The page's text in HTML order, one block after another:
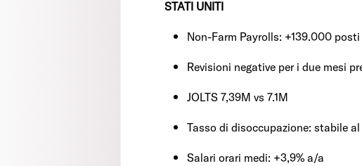
STATI UNITI
Non-Farm Payrolls: +139.000
Revisioni negative per i due mesi
JOLTS 7,39M vs 7.1M
Tasso di disoccupazione: stabile al
Salari orari medi: +3,9% a/a